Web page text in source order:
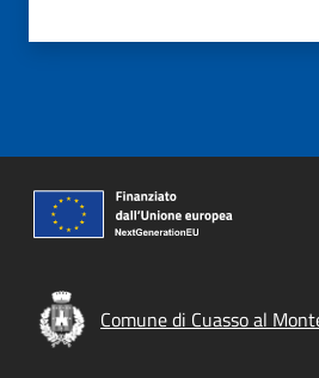
Comune di Cuasso al